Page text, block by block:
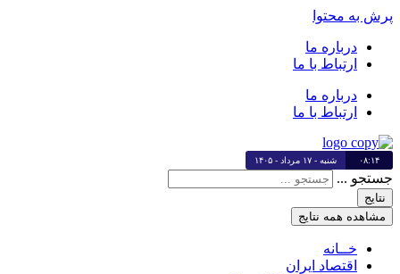
پرش به محتوا
درباره ما
ارتباط با ما
درباره ما
ارتباط با ما
۰۸:۱۴ شنبه - ۱۷ مرداد - ۱۴۰۵
جستجو ...
نتایج
مشاهده همه نتایج
خــانه
اقتصاد ایران